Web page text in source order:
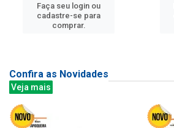
Faça seu login ou
cadastre-se para
comprar.
Confira as Novidades
Veja mais